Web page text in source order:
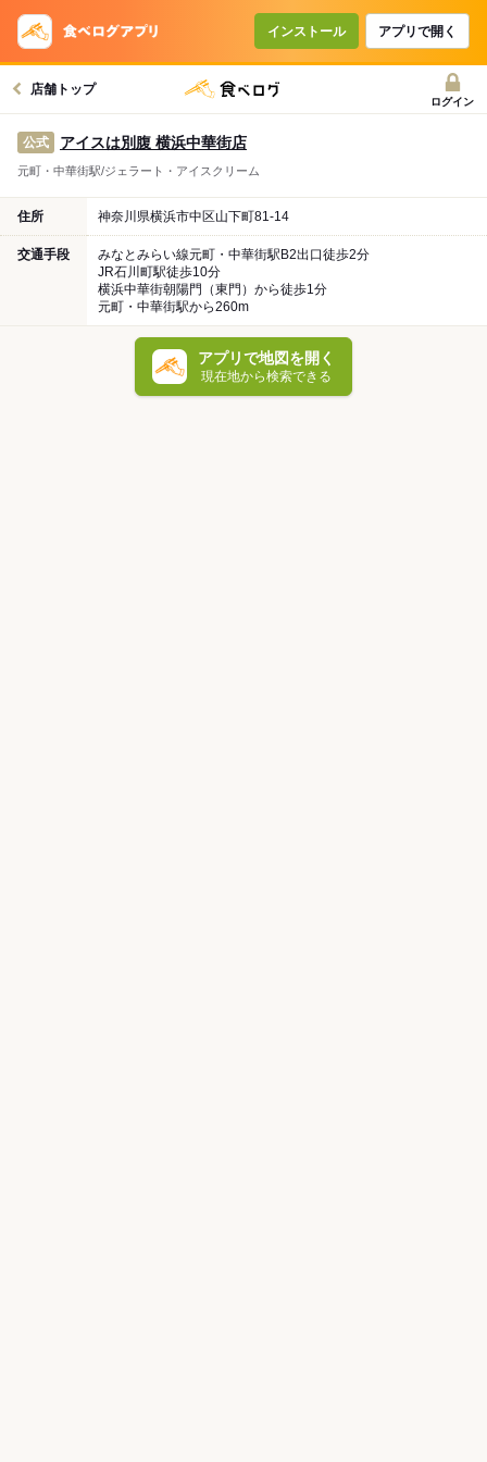
インストール アプリで開く
店舗トップ
ログイン
公式 アイスは別腹 横浜中華街店
元町・中華街駅/ジェラート・アイスクリーム
住所 神奈川県横浜市中区山下町81-14
交通手段
みなとみらい線元町・中華街駅B2出口徒歩2分
JR石川町駅徒歩10分
横浜中華街朝陽門（東門）から徒歩1分
元町・中華街駅から260m
アプリで地図を開く
現在地から検索できる